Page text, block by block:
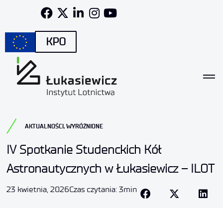
KPO
AKTUALNOŚCI, WYRÓŻNIONE
IV Spotkanie Studenckich Kół
Astronautycznych w Łukasiewicz – ILOT
23 kwietnia, 2026Czas czytania: 3min